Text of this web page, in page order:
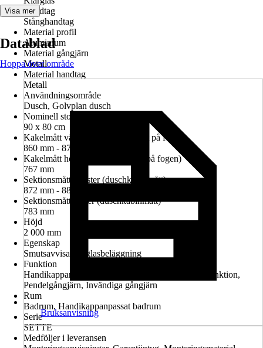
Handtag
Stånghandtag
Material profil
Aluminium
Material gångjärn
Metall
Material handtag
Metall
Användningsområde
Dusch, Golvplan dusch
Nominell storlek i cm
90 x 80 cm
Kakelmått vänster (glasrutans mitt på fogen)
860 mm - 874 mm
Kakelmått höger (glasrutans mitt på fogen)
767 mm
Sektionsmått vänster (duschkabinmått)
872 mm - 886 mm
Sektionsmått höger (duschkabinmått)
783 mm
Höjd
2 000 mm
Egenskap
Smutsavvisande glasbeläggning
Funktion
Handikappanpassad montering möjlig, Lyft-sänk-funktion,
Pendelgångjärn, Invändiga gångjärn
Rum
Badrum, Handikappanpassat badrum
Serie
SETTE
Medföljer i leveransen
Visa mer
Datablad
Hoppa över område
Bruksanvisning